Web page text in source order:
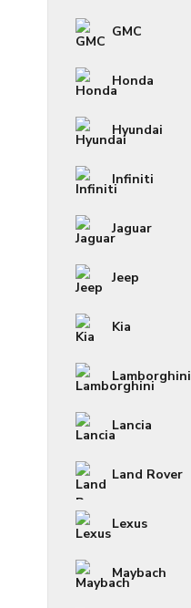
GMC
Honda
Hyundai
Infiniti
Jaguar
Jeep
Kia
Lamborghini
Lancia
Land Rover
Lexus
Maybach